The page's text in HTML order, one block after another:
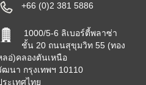
+66 (0)2 381 5886
1000/5-6 ลิเบอร์ตี้พลาซ่า
ชั้น 20 ถนนสุขุมวิท 55 (ทอง
ลอ่)คลองตันเหนือ
ฒนา กรุงเทพฯ 10110
ระเทศไทย